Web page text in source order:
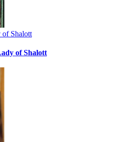
of Shalott
of Shalott